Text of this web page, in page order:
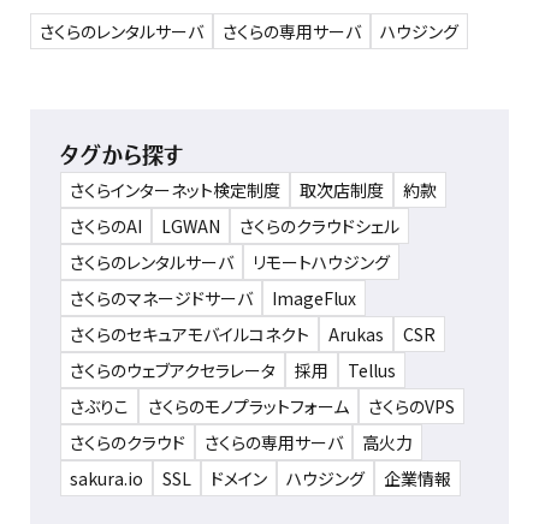
さくらのレンタルサーバ さくらの専用サーバ ハウジング
タグから探す
さくらインターネット検定制度 取次店制度
約款
さくらのAI
LGWAN
さくらのクラウドシェル
さくらのレンタルサーバ
リモートハウジング
さくらのマネージドサーバ
ImageFlux
さくらのセキュアモバイルコネクト
Arukas
CSR
さくらのウェブアクセラレータ
採用
Tellus
さぶりこ
さくらのモノプラットフォーム
さくらのVPS
さくらのクラウド
さくらの専用サーバ
高火力
sakura.io
SSL ドメイン ハウジング 企業情報